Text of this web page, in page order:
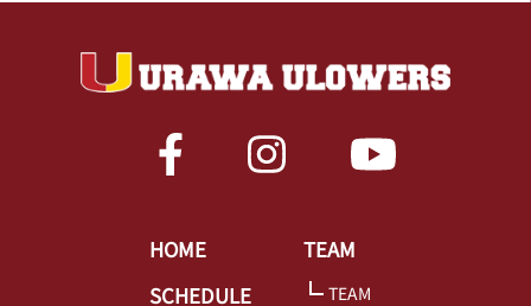
HOME
SCHEDULE
TEAM
TEAM